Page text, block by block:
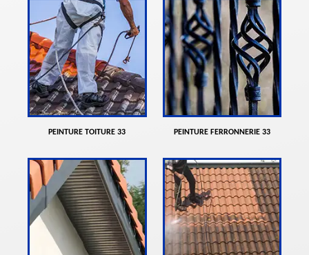
PEINTURE TOITURE 33 PEINTURE FERRONNERIE 33